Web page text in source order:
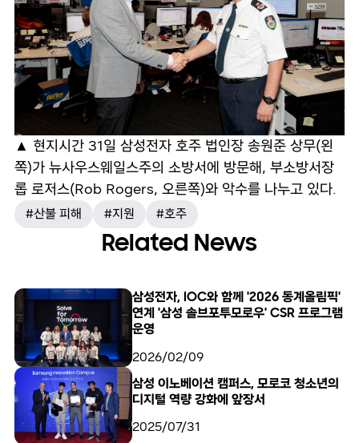
▲ 현지시간 31일 삼성전자 호주 법인장 송원준 상무(왼
쪽)가 뉴사우스웨일스주의 소방서에 방문해, 부소방서장
롭 로저스(Rob Rogers, 오른쪽)와 악수를 나누고 있다.
#산불 피해 #지원 #호주
Related News
삼성전자, IOC와 함께 '2026 동계올림픽'
연계 '삼성 솔브포투모로우' CSR 프로그램
운영
2026/02/09
삼성 이노베이션 캠퍼스, 모로코 청소년의
디지털 역량 강화에 앞장서
2025/07/31